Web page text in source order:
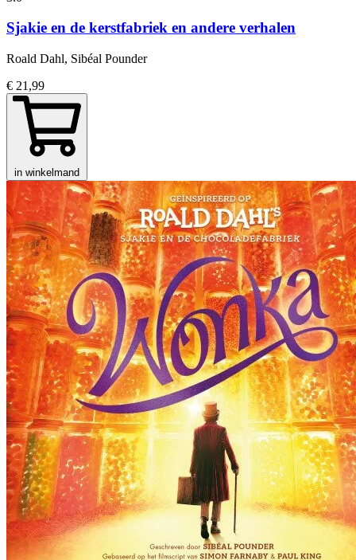
Sjakie en de kerstfabriek en andere verhalen
Roald Dahl, Sibéal Pounder
€ 21,99
in winkelmand